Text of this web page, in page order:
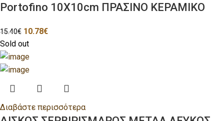
Portofino 10X10cm ΠΡΑΣΙΝΟ ΚΕΡΑΜΙΚΟ
15.40€ 10.78€
Sold out
Διαβάστε περισσότερα